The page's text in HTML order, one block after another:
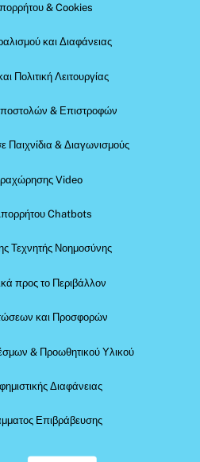
& Cookies
και Διαφάνειας
Πολιτική Λειτουργίας
& Επιστροφών
Παιχνίδια & Διαγωνισμούς
Video
Chatbots
Τεχνητής Νοημοσύνης
προς το Περιβάλλον
και Προσφορών
& Προωθητικού Υλικού
Διαφάνειας
Επιβράβευσης